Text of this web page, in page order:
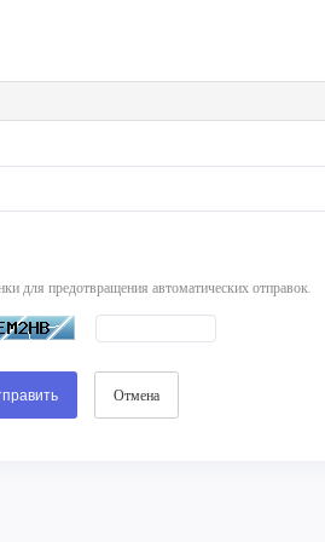
для предотвращения автоматических отправок.
Отмена